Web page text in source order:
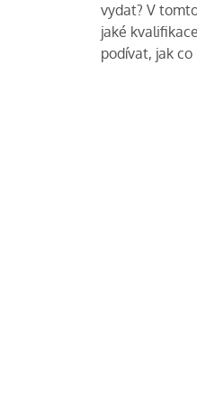
vydat? V
jaké
podívat, jak